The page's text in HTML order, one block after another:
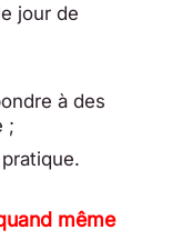
jour de
à des
;
même